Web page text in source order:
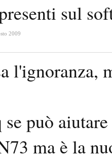
sul
2009
l'ignoranza,
se può
ma è la